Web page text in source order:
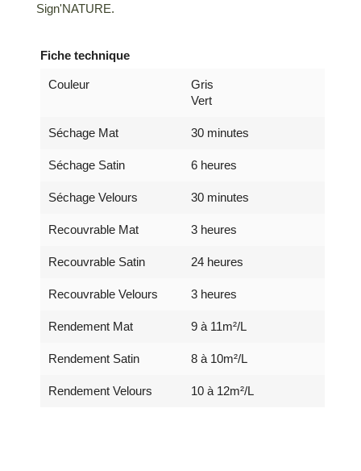
Sign'NATURE.
Fiche technique
Couleur
Gris
Vert
Séchage Mat 30 minutes
Séchage Satin 6 heures
Séchage Velours 30 minutes
Recouvrable Mat 3 heures
Recouvrable Satin 24 heures
Recouvrable Velours 3 heures
Rendement Mat 9 à 11m²/L
Rendement Satin 8 à 10m²/L
Rendement Velours 10 à 12m²/L